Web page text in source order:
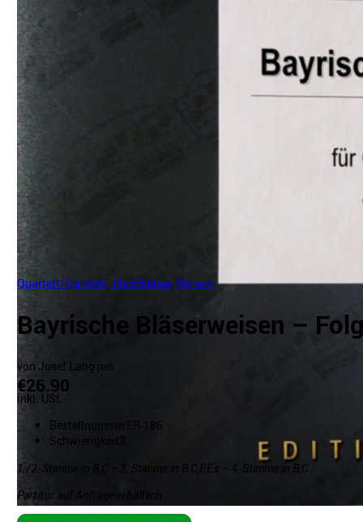
Quartett/Quintett Blechbläser,Weisen
Bayrische Bläserweisen –
von Josef Lang jun.
€26.90
inkl. USt.
Bestellnummer
ER-186
Schwierigkeit
1./2. Stimme in B,C – 3. Stimme in B,C,F,Es – 4. Stimme in B,C
Partitur auf Anfrage erhältlich